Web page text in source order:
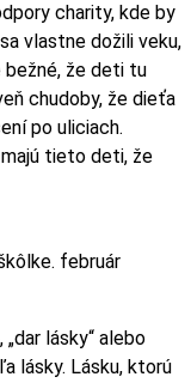
charity, kde by
vlastne dožili veku,
bežné, že deti tu
chudoby, že dieťa
po uliciach.
tieto deti, že
február
lásky“ alebo
lásky. Lásku, ktorú